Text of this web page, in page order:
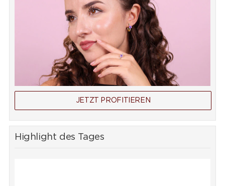
JETZT PROFITIEREN
Highlight des Tages